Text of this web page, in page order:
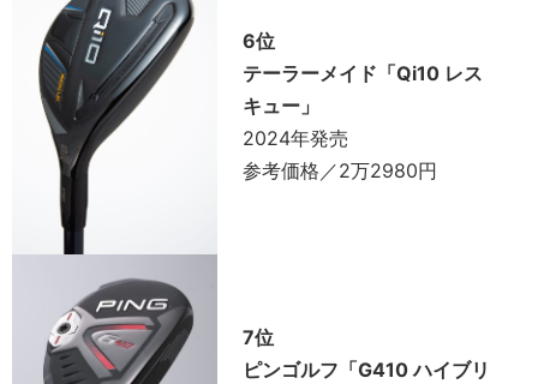
6位
テーラーメイド「Qi10 レス
キュー」
2024年発売
参考価格／2万2980円
7位
ピンゴルフ「G410 ハイブリ